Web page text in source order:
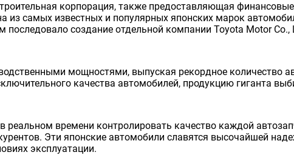
корпорация, также предоставляющая финансовые
из самых известных и популярных японских марок
создание отдельной компании Toyota Motor Co.,
мощностями, выпуская рекордное количество
качества автомобилей, продукцию гиганта
времени контролировать качество каждой
Эти японские автомобили славятся высочайшей
эксплуатации.